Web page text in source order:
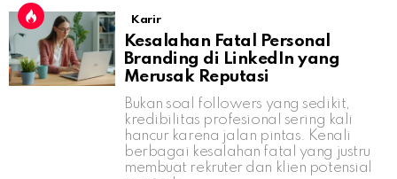
Karir
Kesalahan Fatal Personal
Branding di LinkedIn yang
Merusak Reputasi
Bukan soal followers yang sedikit,
kredibilitas profesional sering kali
hancur karena jalan pintas. Kenali
berbagai kesalahan fatal yang justru
membuat rekruter dan klien potensial